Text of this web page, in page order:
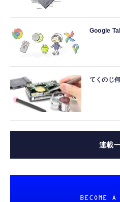
Google
てくのじ
連載
BECOME A